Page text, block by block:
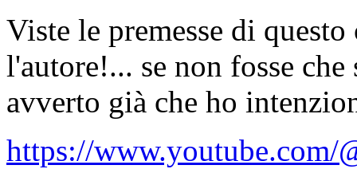
Viste le premesse di
l'autore!... se non fosse
avverto già che ho
https://www.youtube.com/